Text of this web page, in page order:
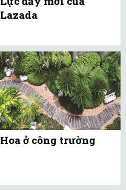
Lazada
Hoa ở công trường